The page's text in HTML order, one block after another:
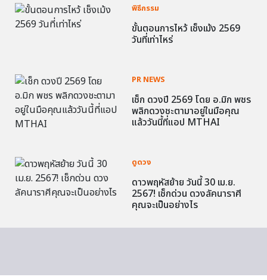
พิธีกรรม
ขั้นตอนการไหว้ เช็งเม้ง 2569
วันที่เท่าไหร่
PR NEWS
เช็ก ดวงปี 2569 โดย อ.มิก พชร
พลิกดวงชะตามาอยู่ในมือคุณ
แล้ววันนี้ที่แอป MTHAI
ดูดวง
ดาวพฤหัสย้าย วันนี้ 30 เม.ย.
2567! เช็กด่วน ดวงลัคนาราศี
คุณจะเป็นอย่างไร